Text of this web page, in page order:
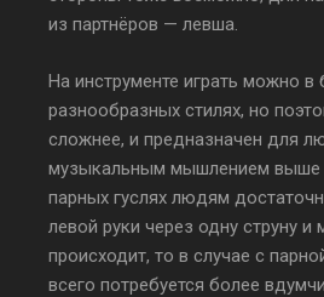
из партнёров — левша.
На инструменте играть можно в
разнообразных стилях, но
сложнее, и предназначен для
музыкальным мышлением выше
парных гуслях людям
левой руки через одну струну и
происходит, то в случае с
всего потребуется более